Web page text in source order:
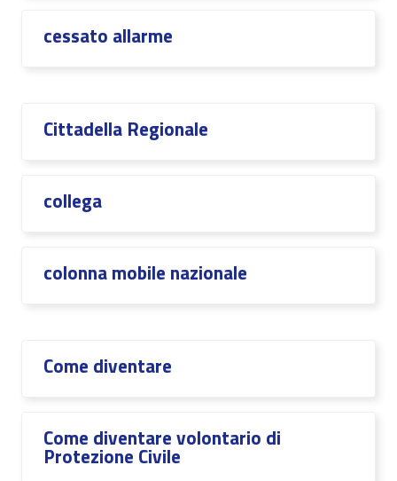
cessato allarme
Cittadella Regionale
collega
colonna mobile nazionale
Come diventare
Come diventare volontario di
Protezione Civile